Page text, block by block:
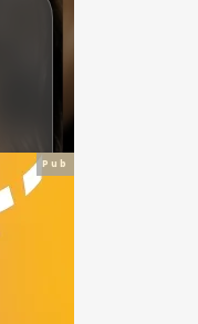
Pub